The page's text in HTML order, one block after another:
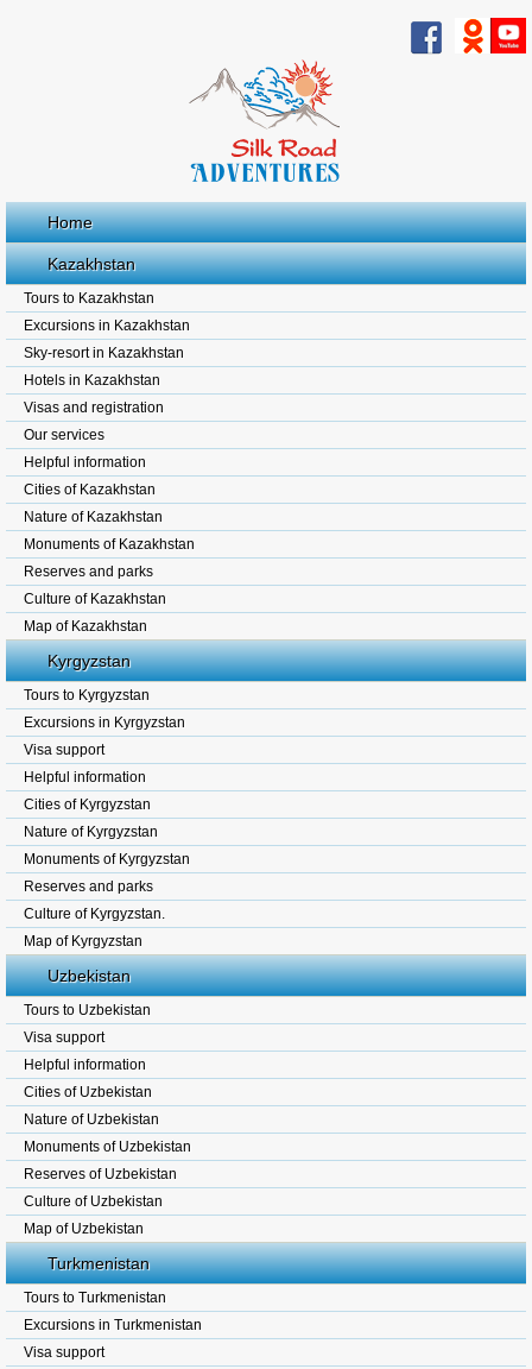
Home
Kazakhstan
Tours to Kazakhstan
Excursions in Kazakhstan
Sky-resort in Kazakhstan
Hotels in Kazakhstan
Visas and registration
Our services
Helpful information
Cities of Kazakhstan
Nature of Kazakhstan
Monuments of Kazakhstan
Reserves and parks
Culture of Kazakhstan
Map of Kazakhstan
Kyrgyzstan
Tours to Kyrgyzstan
Excursions in Kyrgyzstan
Visa support
Helpful information
Cities of Kyrgyzstan
Nature of Kyrgyzstan
Monuments of Kyrgyzstan
Reserves and parks
Culture of Kyrgyzstan.
Map of Kyrgyzstan
Uzbekistan
Tours to Uzbekistan
Visa support
Helpful information
Cities of Uzbekistan
Nature of Uzbekistan
Monuments of Uzbekistan
Reserves of Uzbekistan
Culture of Uzbekistan
Map of Uzbekistan
Turkmenistan
Tours to Turkmenistan
Excursions in Turkmenistan
Visa support